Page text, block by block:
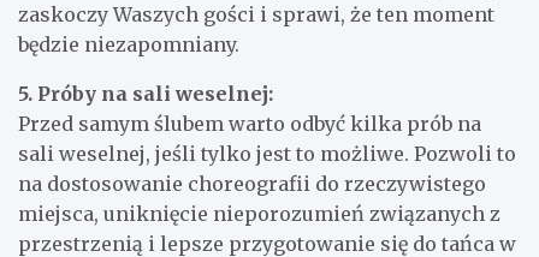
zaskoczy Waszych gości i sprawi, że ten moment
będzie niezapomniany.
5. Próby na sali weselnej:
Przed samym ślubem warto odbyć kilka prób na
sali weselnej, jeśli tylko jest to możliwe. Pozwoli to
na dostosowanie choreografii do rzeczywistego
miejsca, uniknięcie nieporozumień związanych z
przestrzenią i lepsze przygotowanie się do tańca w